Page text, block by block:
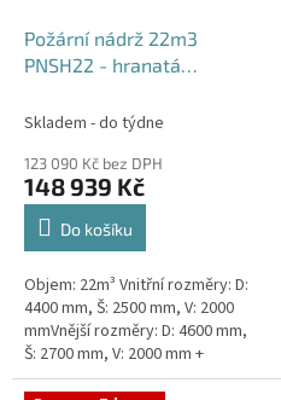
Požární nádrž 22m3
PNSH22 - hranatá
Skladem - do týdne
123 090 Kč bez DPH
148 939 Kč
Do košíku
Objem: 22m³ Vnitřní rozměry: D:
4400 mm, Š: 2500 mm, V: 2000
mmVnější rozměry: D: 4600 mm,
Š: 2700 mm, V: 2000 mm +
komínek Běžná doba dodání 2-3